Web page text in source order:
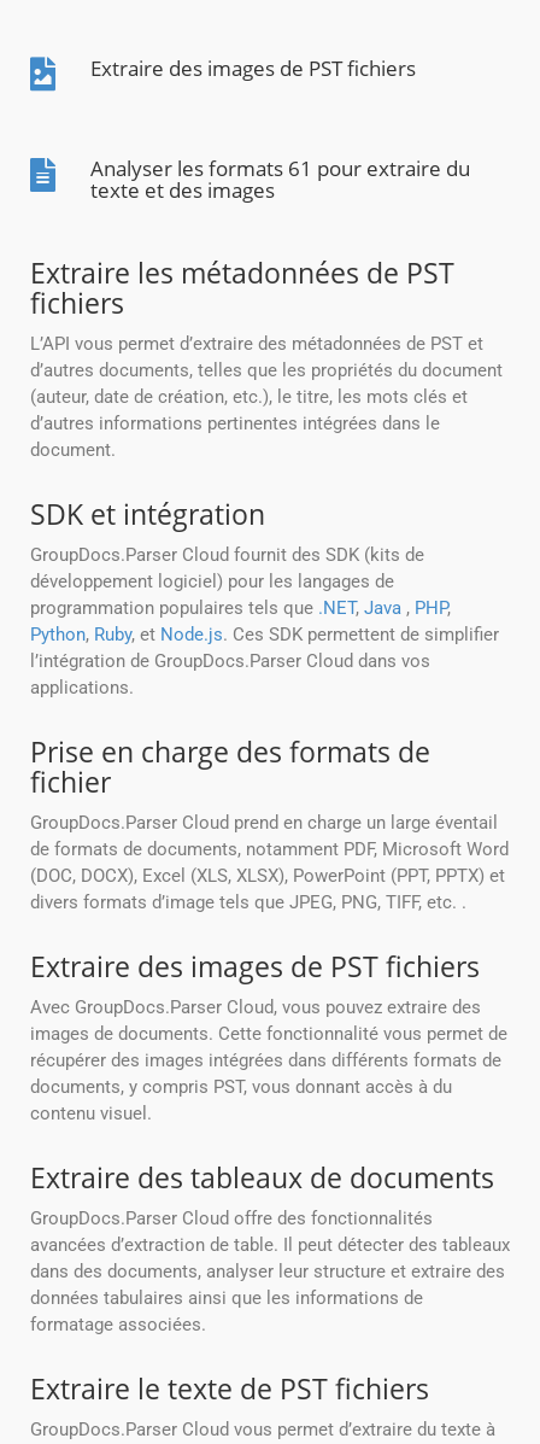
Extraire des images de PST fichiers
Analyser les formats 61 pour extraire du
texte et des images
Extraire les métadonnées de PST
fichiers
L’API vous permet d’extraire des métadonnées de PST et
d’autres documents, telles que les propriétés du document
(auteur, date de création, etc.), le titre, les mots clés et
d’autres informations pertinentes intégrées dans le
document.
SDK et intégration
GroupDocs.Parser Cloud fournit des SDK (kits de
développement logiciel) pour les langages de
programmation populaires tels que .NET, Java , PHP,
Python, Ruby, et Node.js. Ces SDK permettent de simplifier
l’intégration de GroupDocs.Parser Cloud dans vos
applications.
Prise en charge des formats de
fichier
GroupDocs.Parser Cloud prend en charge un large éventail
de formats de documents, notamment PDF, Microsoft Word
(DOC, DOCX), Excel (XLS, XLSX), PowerPoint (PPT, PPTX) et
divers formats d’image tels que JPEG, PNG, TIFF, etc. .
Extraire des images de PST fichiers
Avec GroupDocs.Parser Cloud, vous pouvez extraire des
images de documents. Cette fonctionnalité vous permet de
récupérer des images intégrées dans différents formats de
documents, y compris PST, vous donnant accès à du
contenu visuel.
Extraire des tableaux de documents
GroupDocs.Parser Cloud offre des fonctionnalités
avancées d’extraction de table. Il peut détecter des tableaux
dans des documents, analyser leur structure et extraire des
données tabulaires ainsi que les informations de
formatage associées.
Extraire le texte de PST fichiers
GroupDocs.Parser Cloud vous permet d’extraire du texte à